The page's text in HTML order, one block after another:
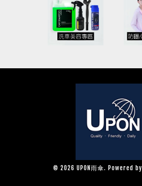
© 2026 UPON雨傘. Powered by